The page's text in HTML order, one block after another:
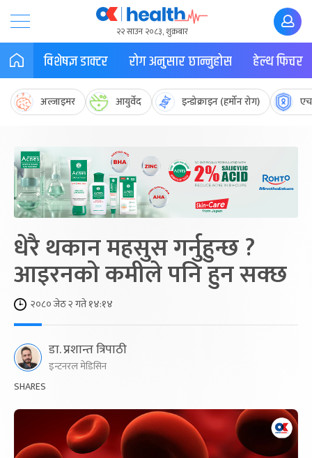
२२ साउन २०८३, शुक्रबार
विशेषज्ञ डाक्टर रोग अनुसार छान्नुहोस हेल्थ फिचर
अल्जाइमर आयुर्वेद इन्डोक्राइन (हर्मोन रोग)
धेरै थकान महसुस गर्नुहुन्छ ?
आइरनको कमीले पनि हुन सक्छ
२०८० जेठ २ गते १४:१४
डा. प्रशान्त त्रिपाठी
इन्टनरल मेडिसिन
SHARES